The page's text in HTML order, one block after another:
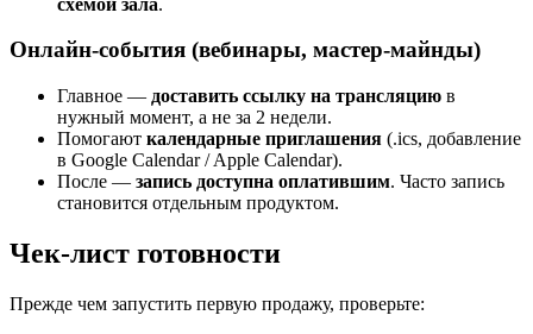
Онлайн-события (вебинары, мастер-майнды)
Главное — доставить ссылку на трансляцию в
нужный момент, а не за 2 недели.
Помогают календарные приглашения (.ics, добавление
в Google Calendar / Apple Calendar).
После — запись доступна оплатившим. Часто запись
становится отдельным продуктом.
Чек-лист готовности
Прежде чем запустить первую продажу, проверьте: